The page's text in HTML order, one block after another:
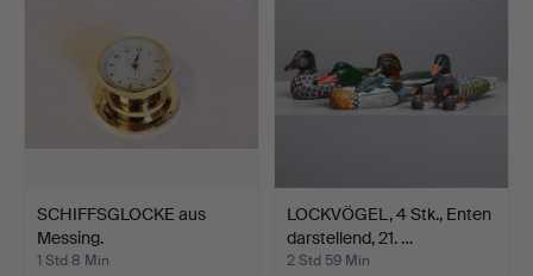
SCHIFFSGLOCKE aus
Messing.
1 Std 8 Min
LOCKVÖGEL, 4 Stk., Enten
darstellend, 21. …
2 Std 59 Min